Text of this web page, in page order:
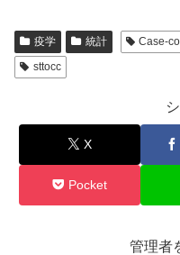
c
e
b
k
tt
er
ail e
疫学 統計 Case-
sttocc
X
Pocket
管理者